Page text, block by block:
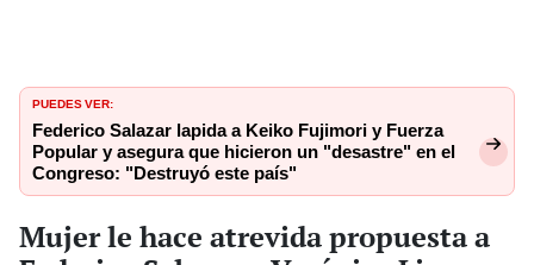
PUEDES VER:
Federico Salazar lapida a Keiko Fujimori y Fuerza
Popular y asegura que hicieron un "desastre" en el
Congreso: "Destruyó este país"
Mujer le hace atrevida propuesta a